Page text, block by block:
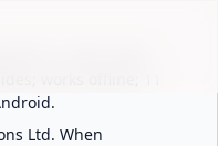
for 1,100+ cities
Ltd. When